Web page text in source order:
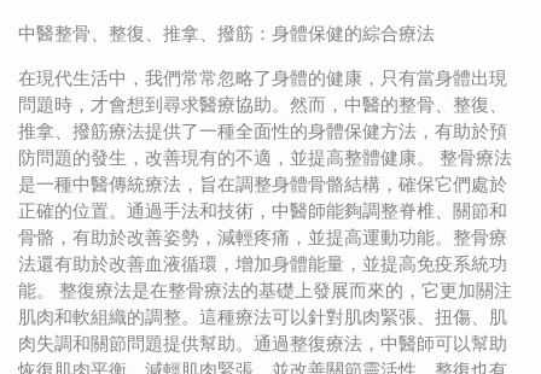
中醫整骨、整復、推拿、撥筋：身體保健的綜合療法
在現代生活中，我們常常忽略了身體的健康，只有當身體出現
問題時，才會想到尋求醫療協助。然而，中醫的整骨、整復、
推拿、撥筋療法提供了一種全面性的身體保健方法，有助於預
防問題的發生，改善現有的不適，並提高整體健康。 整骨療法
是一種中醫傳統療法，旨在調整身體骨骼結構，確保它們處於
正確的位置。通過手法和技術，中醫師能夠調整脊椎、關節和
骨骼，有助於改善姿勢，減輕疼痛，並提高運動功能。整骨療
法還有助於改善血液循環，增加身體能量，並提高免疫系統功
能。 整復療法是在整骨療法的基礎上發展而來的，它更加關注
肌肉和軟組織的調整。這種療法可以針對肌肉緊張、扭傷、肌
肉失調和關節問題提供幫助。通過整復療法，中醫師可以幫助